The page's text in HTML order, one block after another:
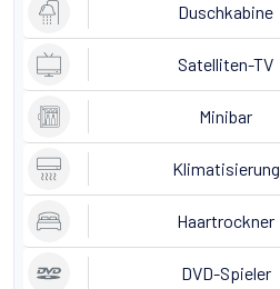
Duschkabine
Satelliten-TV
Minibar
Klimatisierung
Haartrockner
DVD-Spieler